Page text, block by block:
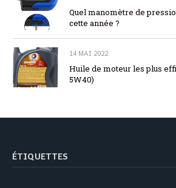
Quel manomètre de
cette année ?
14 MAI 2022
Huile de moteur les plus
5W40)
ÉTIQUETTES